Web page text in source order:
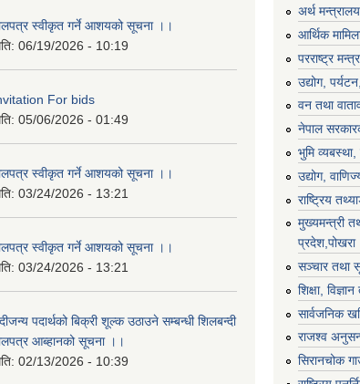
स्वीकृत गर्ने आशयको सूचना ।।
06/19/2026 - 10:19
For bids
05/06/2026 - 01:49
स्वीकृत गर्ने आशयको सूचना ।।
03/24/2026 - 13:21
स्वीकृत गर्ने आशयको सूचना ।।
03/24/2026 - 13:21
पदार्थको बिक्री शूल्क उठाउने सम्बन्धी शिलबन्दी
आब्हानको सूचना ।।
02/13/2026 - 10:39
अर्थ मन्त्रालय
आर्थिक
परराष्ट्र
उद्योग,
वन तथा
नेपाल
भुमि
उद्योग,
राष्ट्रिय
मुख्यमन्त्री
प्रदेश,पोखरा
सञ्‍चार तथा
शिक्षा,
सार्वजनिक
राजश्व
सिरानचोक